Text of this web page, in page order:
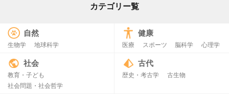
カテゴリー覧
自然
生物学 地球科学
健康
医療 スポーツ 脳科学 心理学
社会
教育・子ども
社会問題・社会哲学
古代
歴史・考古学 古生物